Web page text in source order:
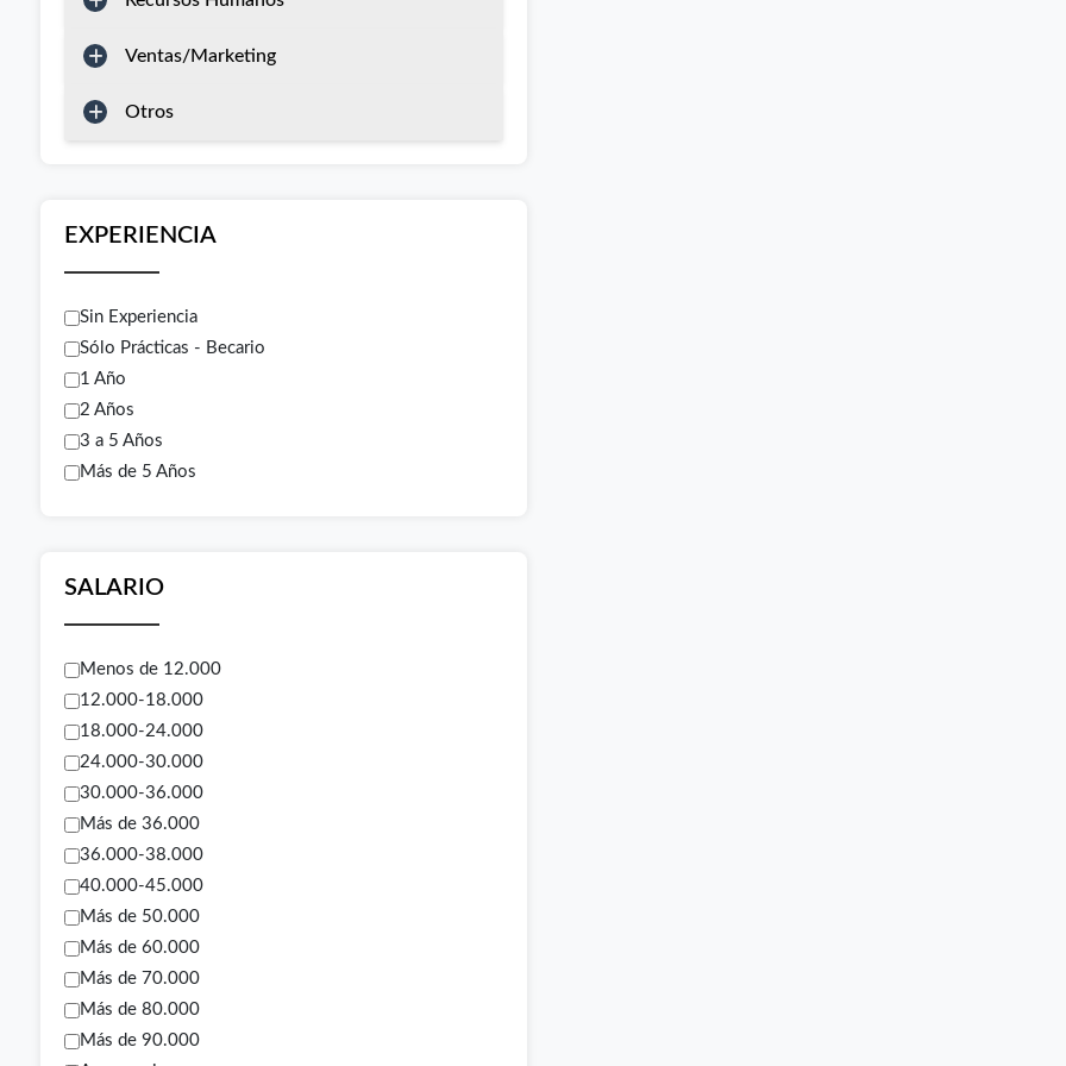
Ventas/Marketing
Otros
EXPERIENCIA
Sin Experiencia
Sólo Prácticas - Becario
1 Año
2 Años
3 a 5 Años
Más de 5 Años
SALARIO
Menos de 12.000
12.000-18.000
18.000-24.000
24.000-30.000
30.000-36.000
Más de 36.000
36.000-38.000
40.000-45.000
Más de 50.000
Más de 60.000
Más de 70.000
Más de 80.000
Más de 90.000